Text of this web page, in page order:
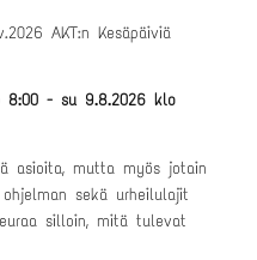
AKT:n Kesäpäiviä
8:00 - su 9.8.2026 klo
asioita, mutta myös jotain
sekä urheilulajit
silloin, mitä tulevat